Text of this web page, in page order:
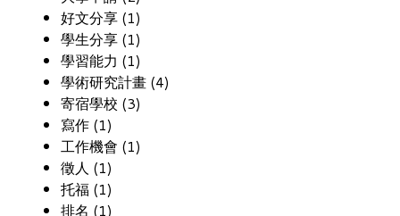
好文分享 (1)
學生分享 (1)
學習能力 (1)
學術研究計畫 (4)
寄宿學校 (3)
寫作 (1)
工作機會 (1)
徵人 (1)
托福 (1)
排名 (1)